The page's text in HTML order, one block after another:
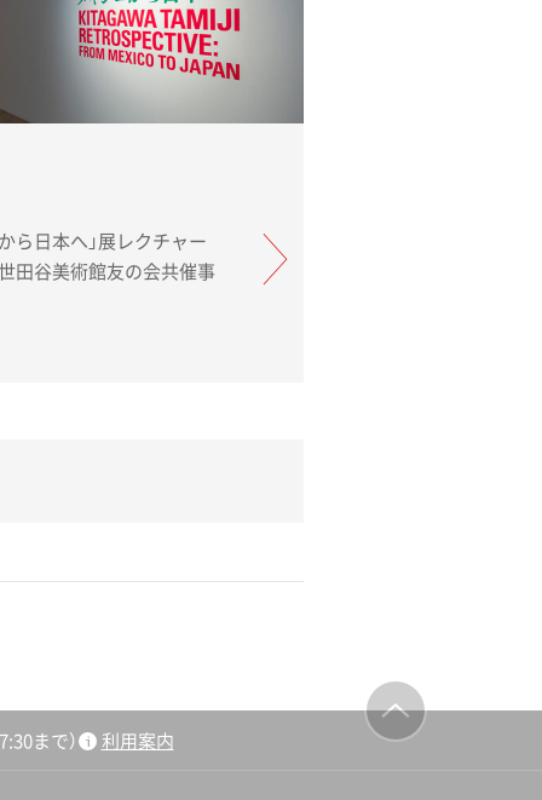
ら日本へ」展レクチャー
世田谷美術館友の会共催事
まで） 利用案内